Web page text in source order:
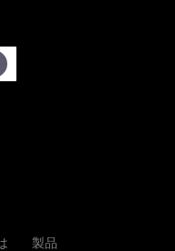
製品